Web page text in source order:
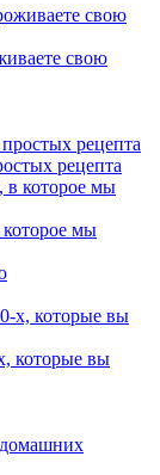
свою
рецепта
которое мы
которые вы